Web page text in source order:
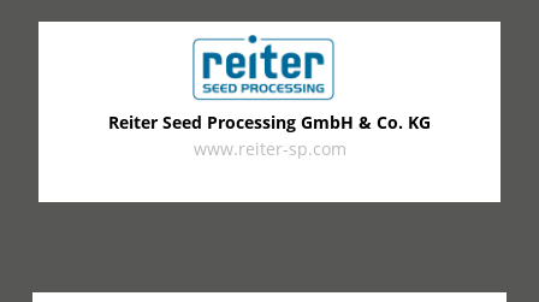
Reiter Seed Processing GmbH & Co. KG
www.reiter-sp.com